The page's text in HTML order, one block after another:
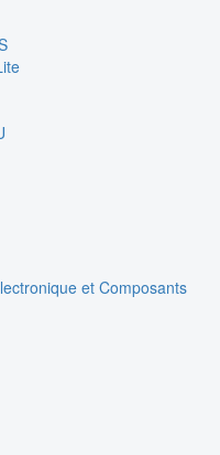
et Composants